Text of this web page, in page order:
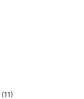
(11)